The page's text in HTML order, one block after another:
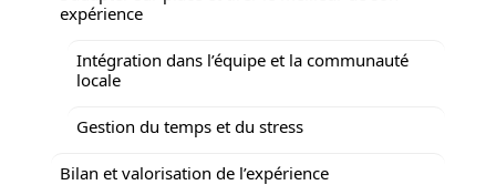
expérience
Intégration dans l’équipe et la communauté
locale
Gestion du temps et du stress
Bilan et valorisation de l’expérience